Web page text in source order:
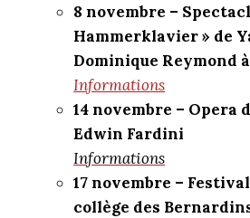
8 novembre –
Hammerklavier » de
Dominique Reymond
Informations
14 novembre – Opera
Edwin Fardini
Informations
17 novembre –
collège des